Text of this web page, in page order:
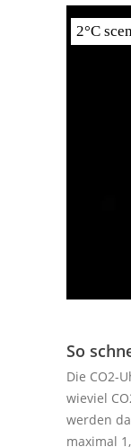
So
Die CO2-
wieviel
werden
maximal